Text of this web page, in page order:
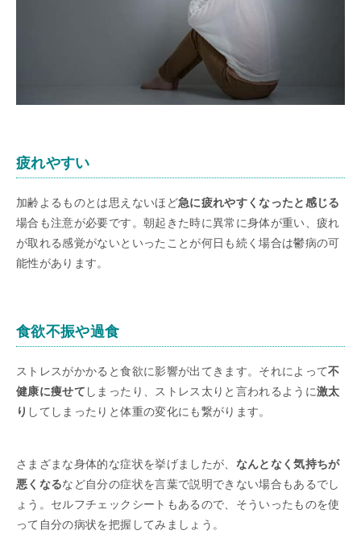
疲れやすい
加齢よるものとは思えないほど急に疲れやすくなったと感じる
場合も注意が必要です。朝起きた時に異常に身体が重い、疲れ
が取れる感覚がないといったことが何日も続く場合は鬱病の可
能性があります。
食欲不振や過食
ストレスがかかると食欲に影響が出てきます。それによって不
健康に痩せて しまったり、ストレス太りと言われるように激太
り してしまったりと体重の変化にも繋がります。
さまざまな身体的な症状を挙げましたが、 なんとなく気持ちが
悪くなるなど自分の症状を言葉で説明できない場合もあるでし
ょう。セルフチェックシートもあるので、そういったものを使
って自分の病状を把握してみましょう。